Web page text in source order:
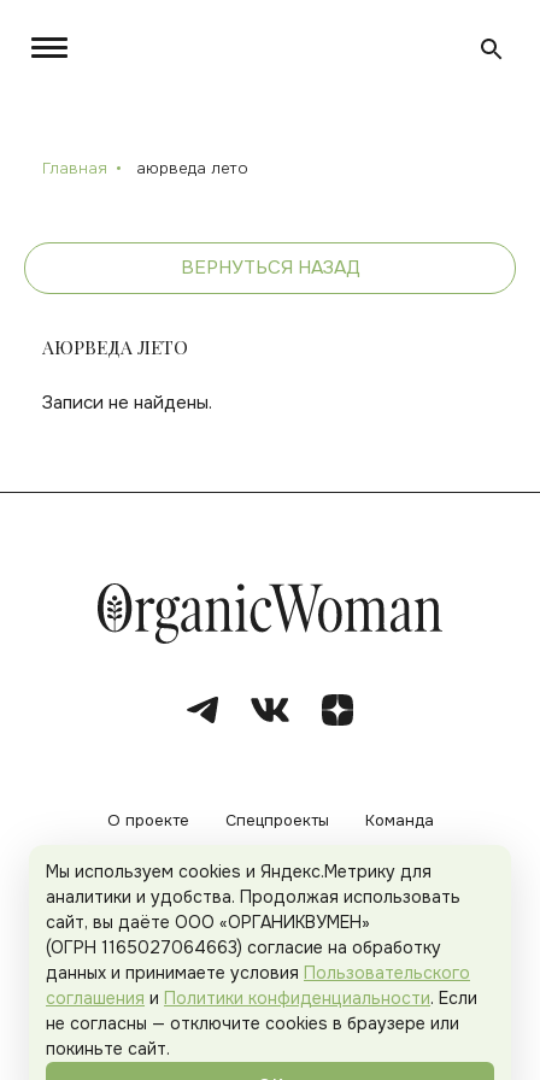
Главная аюрведа лето
ВЕРНУТЬСЯ НАЗАД
АЮРВЕДА ЛЕТО
Записи не найдены.
О проекте Спецпроекты Команда
Рекламодателям Политика конфиденциальности
Пользовательское соглашение
Organicwoman.ru . Все права защищены.
Мы используем cookies и Яндекс.Метрику для
аналитики и удобства. Продолжая использовать
сайт, вы даёте ООО «ОРГАНИКВУМЕН»
(ОГРН 1165027064663) согласие на обработку
данных и принимаете условия Пользовательского
соглашения и Политики конфиденциальности. Если
не согласны — отключите cookies в браузере или
покиньте сайт.